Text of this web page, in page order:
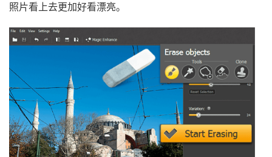
照片看上去更加好看漂亮。